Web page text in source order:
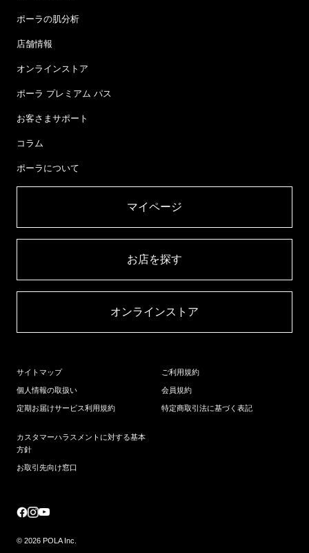
ポーラの肌分析
店舗情報
オンラインストア
ポーラ プレミアム パス
お客さまサポート
コラム
ポーラについて
マイページ​
お店を探す​
オンラインストア​
サイトマップ
個人情報の取扱い
定期お届けサービス利用規約
ご利用規約
会員規約
特定商取引法に基づく表記
カスタマーハラスメントに対する基本
方針
お取引先向け窓口
© 2026 POLA Inc.